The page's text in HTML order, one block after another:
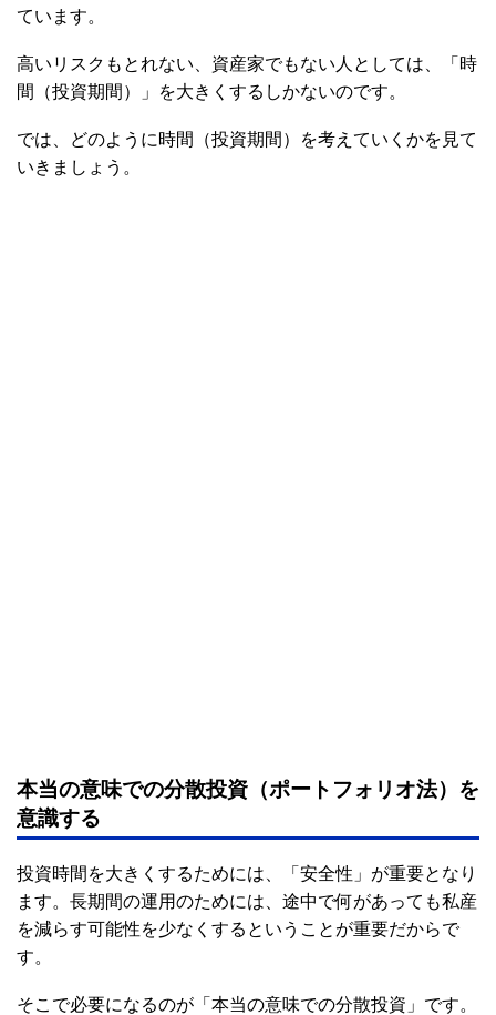
ています。
高いリスクもとれない、資産家でもない人としては、「時
間（投資期間）」を大きくするしかないのです。
では、どのように時間（投資期間）を考えていくかを見て
いきましょう。
本当の意味での分散投資（ポートフォリオ法）を
意識する
投資時間を大きくするためには、「安全性」が重要となり
ます。長期間の運用のためには、途中で何があっても私産
を減らす可能性を少なくするということが重要だからで
す。
そこで必要になるのが「本当の意味での分散投資」です。